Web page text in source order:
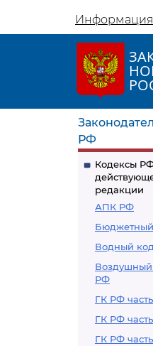
Информация
РФ
Кодексы
редакции
АПК РФ
Водный
Воздушный
РФ
ГК РФ часть
ГК РФ
ГК РФ